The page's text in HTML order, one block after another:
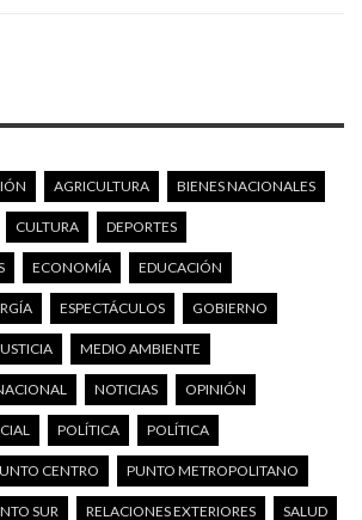
AGRICULTURA BIENES NACIONALES
CULTURA DEPORTES
ECONOMÍA EDUCACIÓN
ESPECTÁCULOS GOBIERNO
MEDIO AMBIENTE
NOTICIAS OPINIÓN
POLÍTICA POLÍTICA
CENTRO PUNTO METROPOLITANO
SUR RELACIONES EXTERIORES SALUD